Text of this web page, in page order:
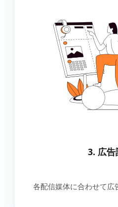
3. 広告
各配信媒体に合わせて広